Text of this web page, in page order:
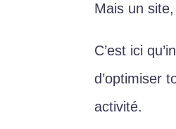
Mais un
C’est ici
d’optimiser
activité.